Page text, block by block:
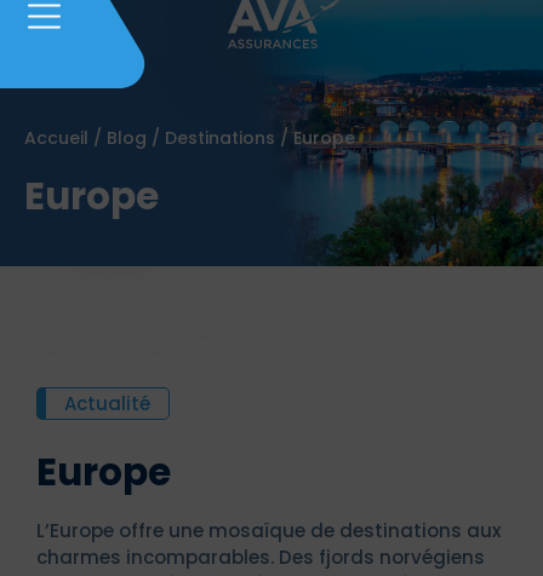
Accueil / Blog / Destinations /Europe
Europe
Actualité
Europe
L’Europe offre une mosaïque de destinations aux
charmes incomparables. Des fjords norvégiens